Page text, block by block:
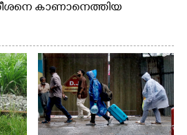
കാണാനെത്തിയ